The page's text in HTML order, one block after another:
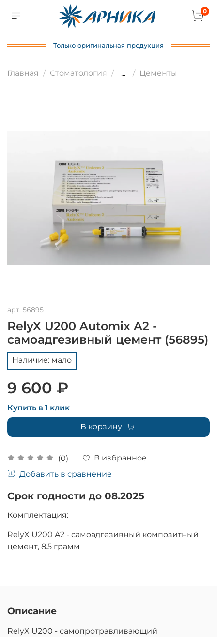
0
Только оригинальная продукция
Главная Стоматология ... Цементы
арт. 56895
RelyX U200 Automix A2 -
самоадгезивный цемент (56895)
(0)
В избранное
Добавить в сравнение
Наличие: мало
9 600 ₽
Купить в 1 клик
В корзину
Срок годности до 08.2025
Комплектация:
RelyX U200 A2 - самоадгезивный композитный
цемент, 8.5 грамм
Описание
RelyX U200 - самопротравливающий